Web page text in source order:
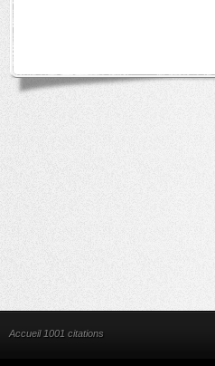
Accueil 1001 citations